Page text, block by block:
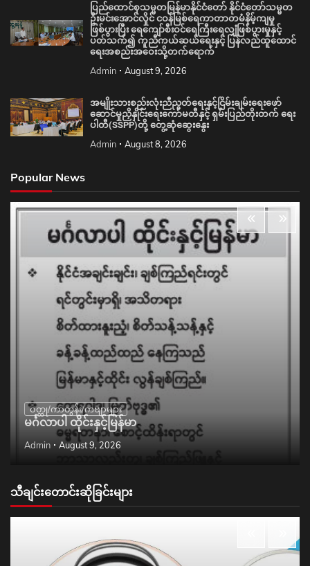
ပြည်ထောင်စုသမ္မတမြန်မာနိုင်ငံတော် နိုင်ငံတော်သမ္မတ
ဦးမင်းအောင်လှိုင် ငဝန်မြစ်ရေကာတာတမံနိမ့်ကျမှု
ဖြစ်ပွားပြီး ရေကျော်စီးဝင်ရေကြီးရေလျှံဖြစ်ပွားမှုနှင့်
ပတ်သက်၍ ကူညီကယ်ဆယ်ရေးနှင့် ပြန်လည်ထူထောင်
ရေးအစည်းအဝေးသို့တက်ရောက်
Admin August 9, 2026
အမျိုးသားစည်းလုံးညီညွတ်ရေးနှင့်ငြိမ်းချမ်းရေးဖော်
ဆောင်မှုညှိနှိုင်းရေးကော်မတီနှင့် ရှမ်းပြည်တိုးတက် ရေး
ပါတီ(SSPP)တို့ တွေ့ဆုံဆွေးနွေး
Admin August 8, 2026
Popular News
ဝတ္ထု/ကာတွန်း/ကဗျာများ
မင်္ဂလာပါ ထိုင်းနှင့်မြန်မာ
Admin August 9, 2026
သီချင်းတောင်းဆိုခြင်းများ